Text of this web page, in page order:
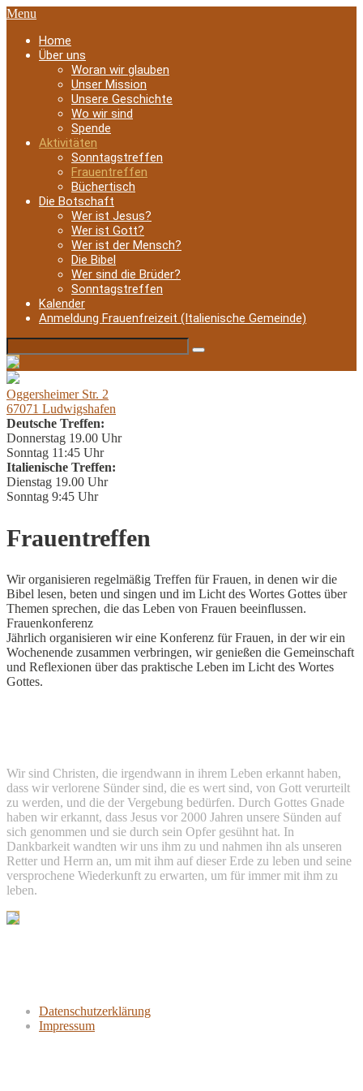
Menu
Home
Über uns
Woran wir glauben
Unser Mission
Unsere Geschichte
Wo wir sind
Spende
Aktivitäten
Sonntagstreffen
Frauentreffen
Büchertisch
Die Botschaft
Wer ist Jesus?
Wer ist Gott?
Wer ist der Mensch?
Die Bibel
Wer sind die Brüder?
Sonntagstreffen
Kalender
Anmeldung Frauenfreizeit (Italienische Gemeinde)
Oggersheimer Str. 2
67071 Ludwigshafen
Deutsche Treffen:
Donnerstag 19.00 Uhr
Sonntag 11:45 Uhr
Italienische Treffen:
Dienstag 19.00 Uhr
Sonntag 9:45 Uhr
Frauentreffen
Wir organisieren regelmäßig Treffen für Frauen, in denen wir die
Bibel lesen, beten und singen und im Licht des Wortes Gottes über
Themen sprechen, die das Leben von Frauen beeinflussen.
Frauenkonferenz
Jährlich organisieren wir eine Konferenz für Frauen, in der wir ein
Wochenende zusammen verbringen, wir genießen die Gemeinschaft
und Reflexionen über das praktische Leben im Licht des Wortes
Gottes.
Wir sind Christen, die irgendwann in ihrem Leben erkannt haben,
dass wir verlorene Sünder sind, die es wert sind, von Gott verurteilt
zu werden, und die der Vergebung bedürfen. Durch Gottes Gnade
haben wir erkannt, dass Jesus vor 2000 Jahren unsere Sünden auf
sich genommen und sie durch sein Opfer gesühnt hat. In
Dankbarkeit wandten wir uns ihm zu und nahmen ihn als unseren
Retter und Herrn an, um mit ihm auf dieser Erde zu leben und seine
versprochene Wiederkunft zu erwarten, um für immer mit ihm zu
leben.
Datenschutzerklärung
Impressum